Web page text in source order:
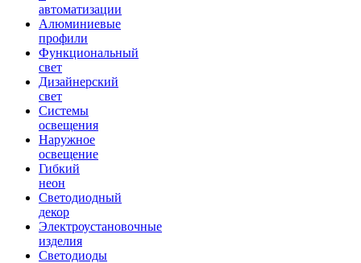
автоматизации
Алюминиевые
профили
Функциональный
свет
Дизайнерский
свет
Системы
освещения
Наружное
освещение
Гибкий
неон
Светодиодный
декор
Электроустановочные
изделия
Светодиоды